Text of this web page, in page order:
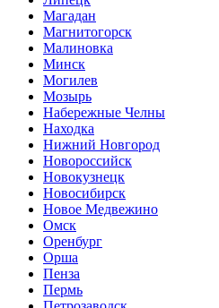
Магадан
Магнитогорск
Малиновка
Минск
Могилев
Мозырь
Набережные Челны
Находка
Нижний Новгород
Новороссийск
Новокузнецк
Новосибирск
Новое Медвежино
Омск
Оренбург
Орша
Пенза
Пермь